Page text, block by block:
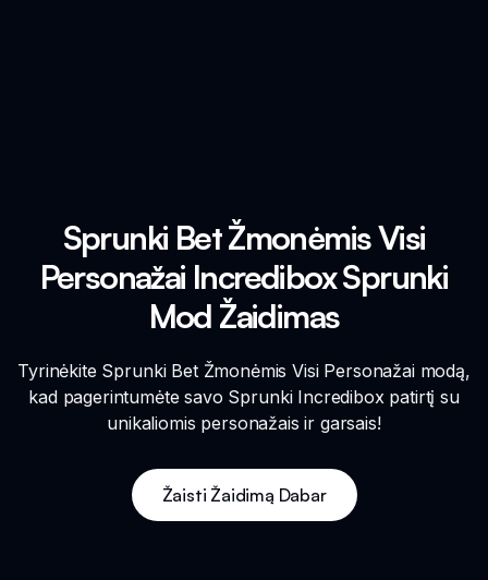
Sprunki Bet Žmonėmis Visi
Personažai Incredibox Sprunki
Mod Žaidimas
Tyrinėkite Sprunki Bet Žmonėmis Visi Personažai modą,
kad pagerintumėte savo Sprunki Incredibox patirtį su
unikaliomis personažais ir garsais!
Žaisti Žaidimą Dabar